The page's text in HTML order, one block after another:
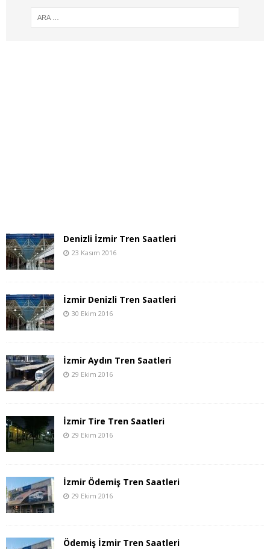
Denizli İzmir Tren Saatleri
23 Kasım 2016
İzmir Denizli Tren Saatleri
30 Ekim 2016
İzmir Aydın Tren Saatleri
29 Ekim 2016
İzmir Tire Tren Saatleri
29 Ekim 2016
İzmir Ödemiş Tren Saatleri
29 Ekim 2016
Ödemiş İzmir Tren Saatleri